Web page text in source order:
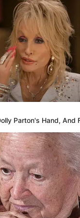
Parton's Hand, And